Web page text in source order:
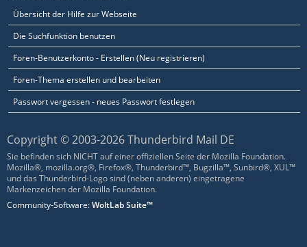
Übersicht der Hilfe zur Webseite
Die Suchfunktion benutzen
Foren-Benutzerkonto - Erstellen (Neu registrieren)
Foren-Thema erstellen und bearbeiten
Passwort vergessen - neues Passwort festlegen
Copyright © 2003-2026 Thunderbird Mail DE
Sie befinden sich NICHT auf einer offiziellen Seite der Mozilla Foundation.
Mozilla®, mozilla.org®, Firefox®, Thunderbird™, Bugzilla™, Sunbird®, XUL™
und das Thunderbird-Logo sind (neben anderen) eingetragene
Markenzeichen der Mozilla Foundation.
Community-Software:WoltLab Suite™